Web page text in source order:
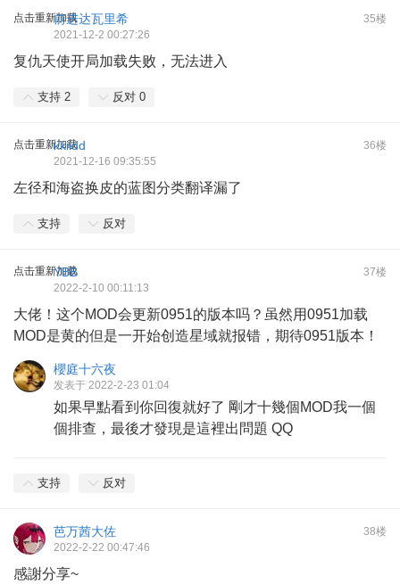
点击重新加载 35楼
前进达瓦里希
2021-12-2 00:27:26
复仇天使开局加载失败，无法进入
支持 2 反对 0
点击重新加载 36楼
kkiidd
2021-12-16 09:35:55
左径和海盗换皮的蓝图分类翻译漏了
支持 反对
点击重新加载 37楼
YBB
2022-2-10 00:11:13
大佬！这个MOD会更新0951的版本吗？虽然用0951加载
MOD是黄的但是一开始创造星域就报错，期待0951版本！
櫻庭十六夜
发表于 2022-2-23 01:04
如果早點看到你回復就好了 剛才十幾個MOD我一個
個排查，最後才發現是這裡出問題 QQ
支持 反对
38楼
芭万茜大佐
2022-2-22 00:47:46
感謝分享~